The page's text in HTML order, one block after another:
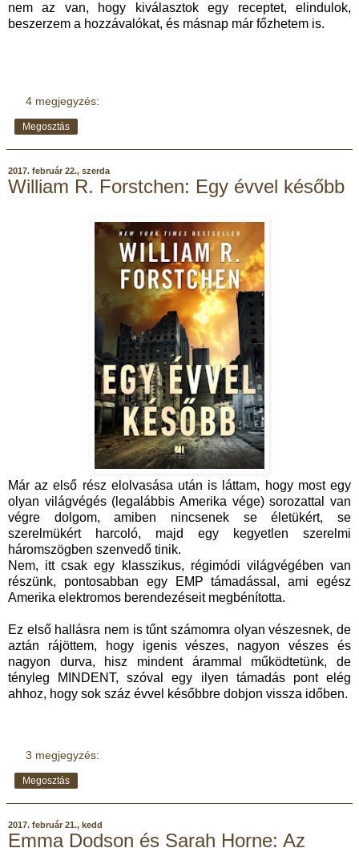
nem az van, hogy kiválasztok egy receptet, elindulok,
beszerzem a hozzávalókat, és másnap már főzhetem is.
4 megjegyzés:
Megosztás
2017. február 22., szerda
William R. Forstchen: Egy évvel később
Már az első rész elolvasása után is láttam, hogy most egy
olyan világvégés (legalábbis Amerika vége) sorozattal van
végre dolgom, amiben nincsenek se életükért, se
szerelmükért harcoló, majd egy kegyetlen szerelmi
háromszögben szenvedő tinik.
Nem, itt csak egy klasszikus, régimódi világvégében van
részünk, pontosabban egy EMP támadással, ami egész
Amerika elektromos berendezéseit megbénította.
Ez első hallásra nem is tűnt számomra olyan vészesnek, de
aztán rájöttem, hogy igenis vészes, nagyon vészes és
nagyon durva, hisz mindent árammal működtetünk, de
tényleg MINDENT, szóval egy ilyen támadás pont elég
ahhoz, hogy sok száz évvel későbbre dobjon vissza időben.
3 megjegyzés:
Megosztás
2017. február 21., kedd
Emma Dodson és Sarah Horne: Az